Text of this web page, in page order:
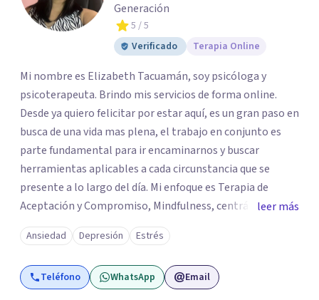
Generación
5 / 5
Verificado
Terapia Online
Mi nombre es Elizabeth Tacuamán, soy psicóloga y
psicoterapeuta. Brindo mis servicios de forma online.
Desde ya quiero felicitar por estar aquí, es un gran paso en
busca de una vida mas plena, el trabajo en conjunto es
parte fundamental para ir encaminarnos y buscar
herramientas aplicables a cada circunstancia que se
presente a lo largo del día. Mi enfoque es Terapia de
Aceptación y Compromiso, Mindfulness, centrándonos
directamente en los valores, creencias y tener conciencia
de ello, logrando mantener la empatía, escucha activa,
comunicación asertiva; con ello encontrar lo valioso que
en el camino se nos va desapareciendo, para así poder
leer más
Ansiedad Depresión Estrés
Teléfono WhatsApp Email